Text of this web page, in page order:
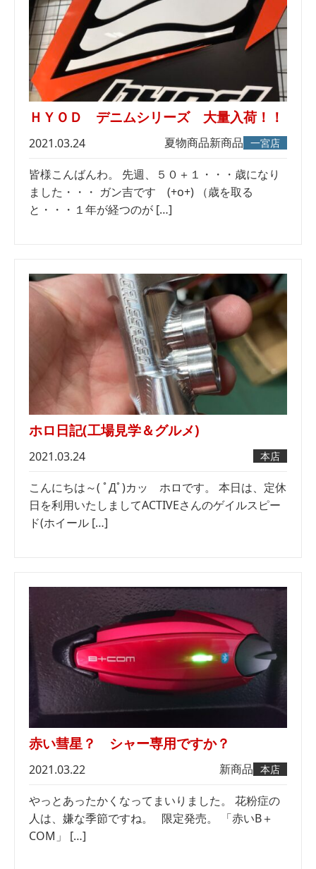
ＨＹＯＤ デニムシリーズ 大量入荷！！
2021.03.24 夏物商品新商品 一宮店
皆様こんばんわ。 先週、５０＋１・・・歳になり
ました・・・ ガン吉です (+o+) （歳を取る
と・・・１年が経つのが […]
ホロ日記(工場見学＆グルメ)
2021.03.24 本店
こんにちは～( ﾟДﾟ)カッ ホロです。 本日は、定休
日を利用いたしましてACTIVEさんのゲイルスピー
ド(ホイール […]
赤い彗星？ シャー専用ですか？
2021.03.22 新商品 本店
やっとあったかくなってまいりました。 花粉症の
人は、嫌な季節ですね。 限定発売。 「赤いB＋
COM」 […]